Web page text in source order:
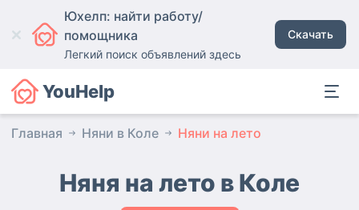
Юхелп: найти работу/
помощника
Легкий поиск объявлений здесь
Скачать
YouHelp
Главная Няни в Коле Няни на лето
Няня на лето в Коле